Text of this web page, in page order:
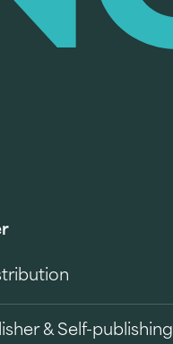
& Self-publishing